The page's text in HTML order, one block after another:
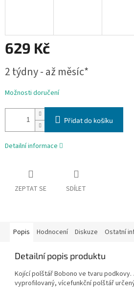
629 Kč
cena:
2 týdny - až měsíc*
Možnosti doručení
Přidat do košíku
Detailní informace
ZEPTAT SE SDÍLET
Popis Hodnocení Diskuze Ostatní
Detailní popis produktu
Kojící polštář Bobono ve tvaru podkovy.
vyprofilovaný, vícefunkční polštář